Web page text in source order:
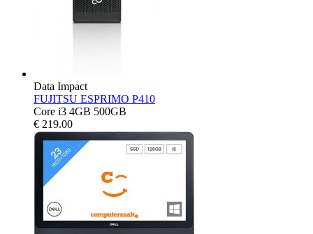
Data Impact
FUJITSU ESPRIMO P410
Core i3 4GB 500GB
€ 219.00